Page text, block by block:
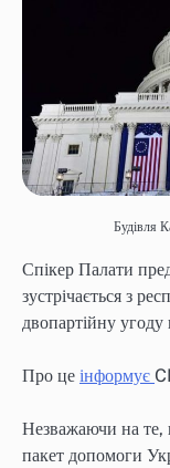
Будівля
Спікер Палати
зустрічається з
двопартійну
Про це інформує
Незважаючи на те,
пакет допомоги